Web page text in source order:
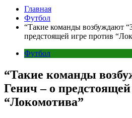
Главная
Футбол
“Такие команды возбуждают
предстоящей игре против
Футбол
“Такие команды
Генич – о
“Локомотива”